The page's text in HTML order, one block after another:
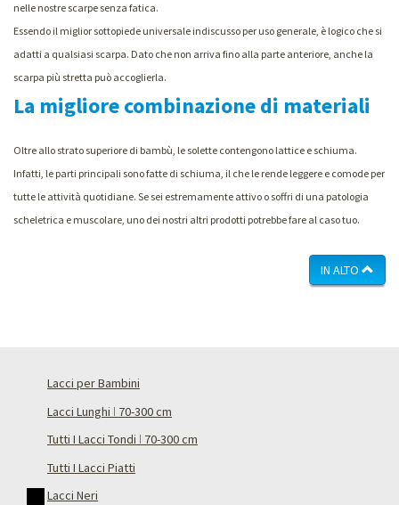
nelle nostre scarpe senza fatica.
Essendo il miglior sottopiede universale indiscusso per uso generale, è logico che si
adatti a qualsiasi scarpa. Dato che non arriva fino alla parte anteriore, anche la
scarpa più stretta può accoglierla.
La migliore combinazione di materiali
Oltre allo strato superiore di bambù, le solette contengono lattice e schiuma.
Infatti, le parti principali sono fatte di schiuma, il che le rende leggere e comode per
tutte le attività quotidiane. Se sei estremamente attivo o soffri di una patologia
scheletrica e muscolare, uno dei nostri altri prodotti potrebbe fare al caso tuo.
IN ALTO
Lacci per Bambini
Lacci Lunghi ǀ 70-300 cm
Tutti I Lacci Tondi ǀ 70-300 cm
Tutti I Lacci Piatti
Lacci Neri